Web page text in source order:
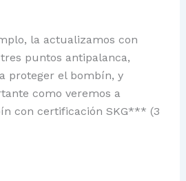
la actualizamos con
puntos antipalanca,
proteger el bombín, y
como veremos a
con certificación SKG*** (3